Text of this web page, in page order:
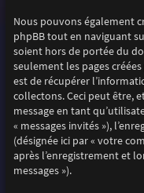
Nous pouvons également
phpBB tout en naviguant
soient hors de portée du
seulement les pages
est de récupérer
collectons. Ceci peut être,
message en tant
« messages invités »),
(désignée ici par « votre
après l’enregistrement et
messages »).